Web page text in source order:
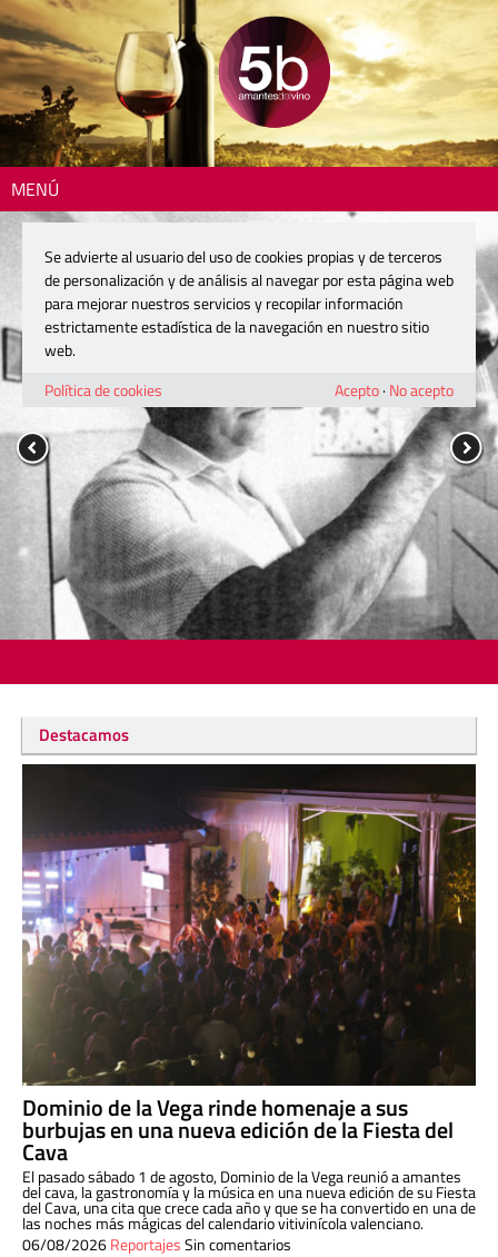
MENÚ
Destacamos
Dominio de la Vega rinde homenaje a sus
burbujas en una nueva edición de la Fiesta del
Cava
El pasado sábado 1 de agosto, Dominio de la Vega reunió a amantes
del cava, la gastronomía y la música en una nueva edición de su Fiesta
del Cava, una cita que crece cada año y que se ha convertido en una de
las noches más mágicas del calendario vitivinícola valenciano.
06/08/2026ReportajesSin comentarios
Se advierte al usuario del uso de cookies propias y de terceros
de personalización y de análisis al navegar por esta página web
para mejorar nuestros servicios y recopilar información
estrictamente estadística de la navegación en nuestro sitio
web.
Política de cookies
Acepto· No acepto